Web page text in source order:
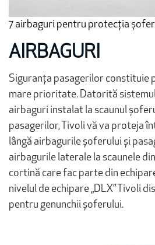
7 airbaguri pentru protecția
AIRBAGURI
Siguranța pasagerilor constituie
mare prioritate. Datorită
airbaguri instalat la scaunul
pasagerilor, Tivoli vă va proteja
lângă airbagurile șoferului și
airbagurile laterale la scaunele
cortină care fac parte din
nivelul de echipare „DLX” Tivoli
pentru genunchii șoferului.